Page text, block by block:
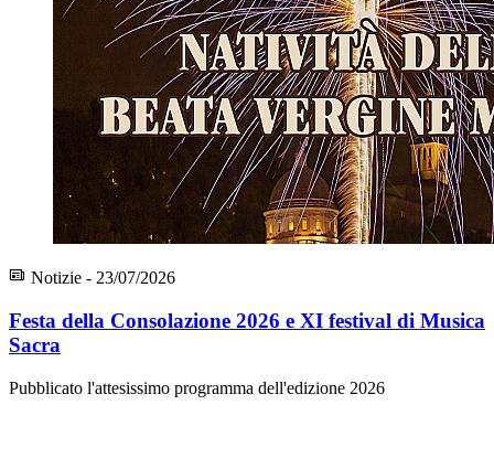
Notizie - 23/07/2026
Festa della Consolazione 2026 e XI festival di Musica
Sacra
Pubblicato l'attesissimo programma dell'edizione 2026